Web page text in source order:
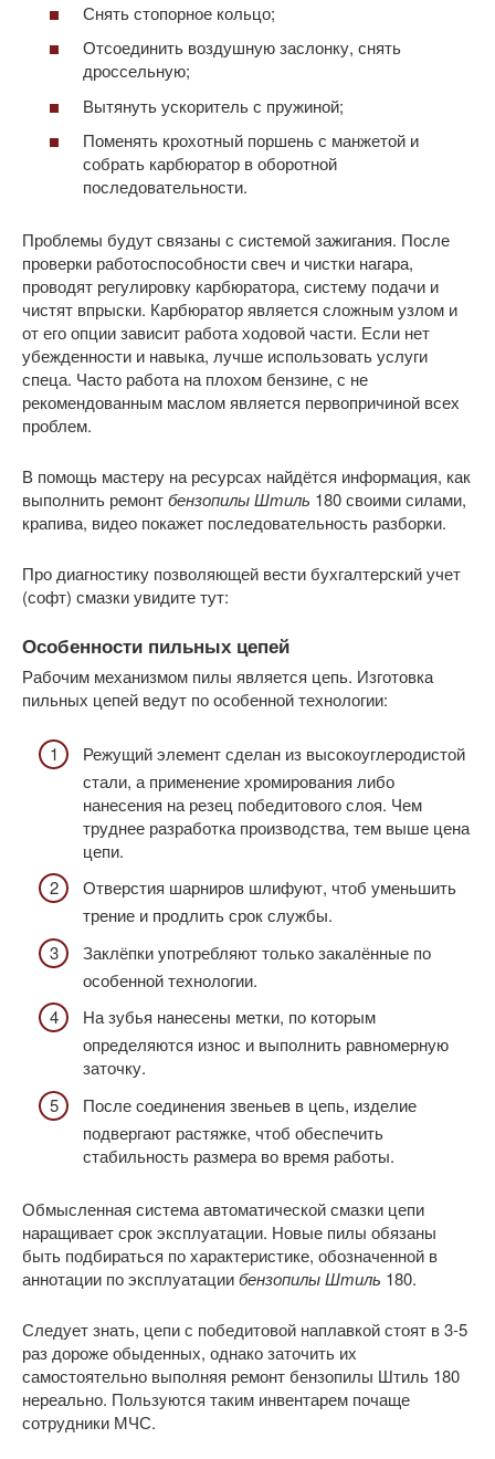
Снять стопорное кольцо;
Отсоединить воздушную заслонку, снять
дроссельную;
Вытянуть ускоритель с пружиной;
Поменять крохотный поршень с манжетой и
собрать карбюратор в оборотной
последовательности.
Проблемы будут связаны с системой зажигания. После
проверки работоспособности свеч и чистки нагара,
проводят регулировку карбюратора, систему подачи и
чистят впрыски. Карбюратор является сложным узлом и
от его опции зависит работа ходовой части. Если нет
убежденности и навыка, лучше использовать услуги
спеца. Часто работа на плохом бензине, с не
рекомендованным маслом является первопричиной всех
проблем.
В помощь мастеру на ресурсах найдётся информация, как
выполнить ремонтбензопилы Штиль 180 своими силами,
крапива, видео покажет последовательность разборки.
Про диагностику позволяющей вести бухгалтерский учет
(софт) смазки увидите тут:
Особенности пильных цепей
Рабочим механизмом пилы является цепь. Изготовка
пильных цепей ведут по особенной технологии:
Режущий элемент сделан из высокоуглеродистой
стали, а применение хромирования либо
нанесения на резец победитового слоя. Чем
труднее разработка производства, тем выше цена
цепи.
Отверстия шарниров шлифуют, чтоб уменьшить
трение и продлить срок службы.
Заклёпки употребляют только закалённые по
особенной технологии.
На зубья нанесены метки, по которым
определяются износ и выполнить равномерную
заточку.
После соединения звеньев в цепь, изделие
подвергают растяжке, чтоб обеспечить
стабильность размера во время работы.
Обмысленная система автоматической смазки цепи
наращивает срок эксплуатации. Новые пилы обязаны
быть подбираться по характеристике, обозначенной в
аннотации по эксплуатациибензопилы Штиль 180.
Следует знать, цепи с победитовой наплавкой стоят в 3-5
раз дороже обыденных, однако заточить их
самостоятельно выполняя ремонт бензопилы Штиль 180
нереально. Пользуются таким инвентарем почаще
сотрудники МЧС.